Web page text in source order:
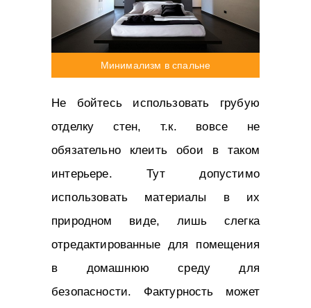
Минимализм в спальне
Не бойтесь использовать грубую
отделку стен, т.к. вовсе не
обязательно клеить обои в таком
интерьере. Тут допустимо
использовать материалы в их
природном виде, лишь слегка
отредактированные для помещения
в домашнюю среду для
безопасности. Фактурность может